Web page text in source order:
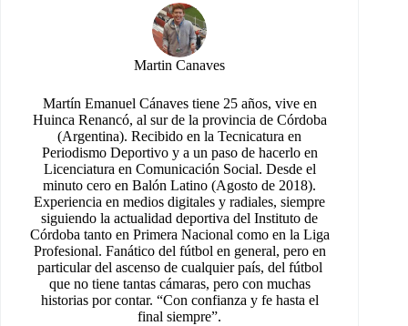
Martin Canaves
Martín Emanuel Cánaves tiene 25 años, vive en
Huinca Renancó, al sur de la provincia de Córdoba
(Argentina). Recibido en la Tecnicatura en
Periodismo Deportivo y a un paso de hacerlo en
Licenciatura en Comunicación Social. Desde el
minuto cero en Balón Latino (Agosto de 2018).
Experiencia en medios digitales y radiales, siempre
siguiendo la actualidad deportiva del Instituto de
Córdoba tanto en Primera Nacional como en la Liga
Profesional. Fanático del fútbol en general, pero en
particular del ascenso de cualquier país, del fútbol
que no tiene tantas cámaras, pero con muchas
historias por contar. “Con confianza y fe hasta el
final siempre”.